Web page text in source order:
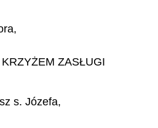
ZASŁUGI
s. Józefa,